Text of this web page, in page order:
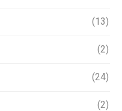
(13)
(2)
(24)
(2)